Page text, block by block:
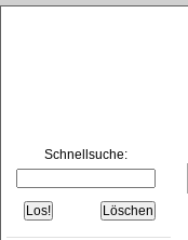
Schnellsuche: